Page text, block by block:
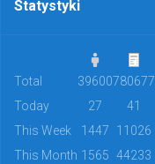
Statystyki
Total 39600780677
Today
27
41
This Week
1447
11026
This Month 1565 44233